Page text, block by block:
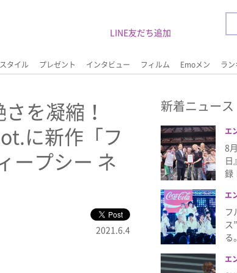
タイル プレゼント インタビュー フィルム Emoメン ラ
LINE友だち追加
を凝縮！
に新作「フ
ープシー ネ
2021.6.4
新着ニュース
エ
8
日
録
エ
フ
ス
る
エ